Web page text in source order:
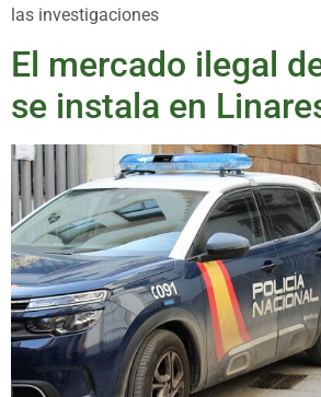
las investigaciones
El mercado ilegal
se instala en